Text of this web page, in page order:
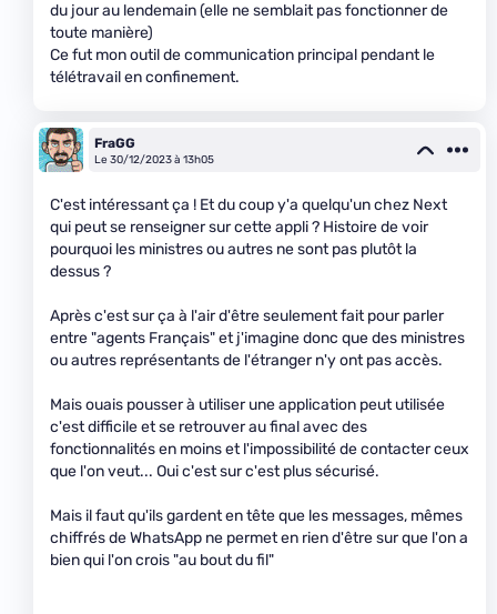
du jour au lendemain (elle ne semblait pas fonctionner de
toute manière)
Ce fut mon outil de communication principal pendant le
télétravail en confinement.
FraGG
Le 30/12/2023 à 13h05
C'est intéressant ça ! Et du coup y'a quelqu'un chez Next
qui peut se renseigner sur cette appli ? Histoire de voir
pourquoi les ministres ou autres ne sont pas plutôt la
dessus ?
Après c'est sur ça à l'air d'être seulement fait pour parler
entre "agents Français" et j'imagine donc que des ministres
ou autres représentants de l'étranger n'y ont pas accès.
Mais ouais pousser à utiliser une application peut utilisée
c'est difficile et se retrouver au final avec des
fonctionnalités en moins et l'impossibilité de contacter ceux
que l'on veut... Oui c'est sur c'est plus sécurisé.
Mais il faut qu'ils gardent en tête que les messages, mêmes
chiffrés de WhatsApp ne permet en rien d'être sur que l'on a
bien qui l'on crois "au bout du fil"